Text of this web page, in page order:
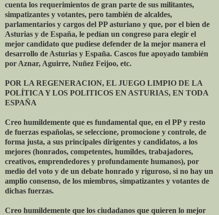
cuenta los requerimientos de gran parte de sus militantes,
simpatizantes y votantes, pero también de alcaldes,
parlamentarios y cargos del PP asturiano y que, por el bien de
Asturias y de España, le pedían un congreso para elegir el
mejor candidato que pudiese defender de la mejor manera el
desarrollo de Asturias y España. Cascos fue apoyado también
por Aznar, Aguirre, Nuñez Feijoo, etc.
POR LA REGENERACION, EL JUEGO LIMPIO DE LA
POLÍTICA Y LOS POLITICOS EN ASTURIAS, EN TODA
ESPAÑA
Creo humildemente que es fundamental que, en el PP y resto
de fuerzas españolas, se seleccione, promocione y controle, de
forma justa, a sus principales dirigentes y candidatos, a los
mejores (honrados, competentes, humildes, trabajadores,
creativos, emprendedores y profundamente humanos), por
medio del voto y de un debate honrado y riguroso, si no hay un
amplio consenso, de los miembros, simpatizantes y votantes de
dichas fuerzas.
Creo humildemente que los ciudadanos que quieren lo mejor